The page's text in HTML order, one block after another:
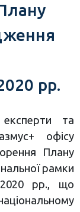
рр.
експерти та
офісу
Плану
рамки
2020 рр., що